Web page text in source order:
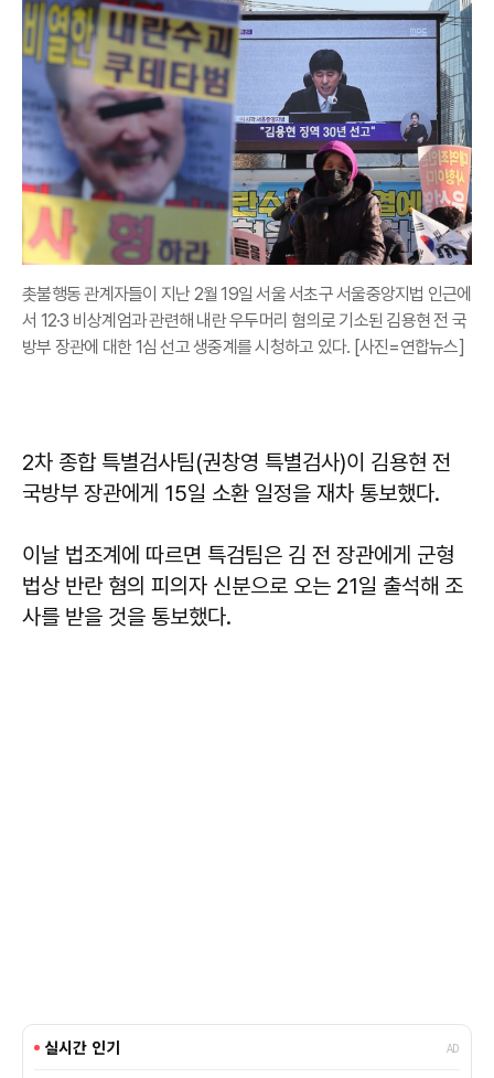
촛불행동 관계자들이 지난 2월 19일 서울 서초구 서울중앙지법 인근에
서 12·3 비상계엄과 관련해 내란 우두머리 혐의로 기소된 김용현 전 국
방부 장관에 대한 1심 선고 생중계를 시청하고 있다. [사진=연합뉴스]
2차 종합 특별검사팀(권창영 특별검사)이 김용현 전
국방부 장관에게 15일 소환 일정을 재차 통보했다.
이날 법조계에 따르면 특검팀은 김 전 장관에게 군형
법상 반란 혐의 피의자 신분으로 오는 21일 출석해 조
사를 받을 것을 통보했다.